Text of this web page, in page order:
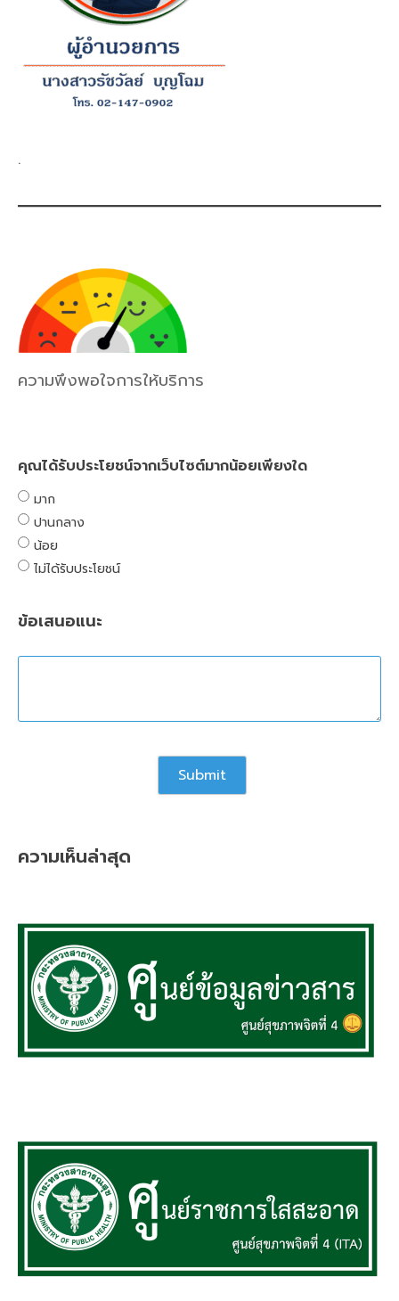
.
ความพึงพอใจการให้บริการ
คุณได้รับประโยชน์จากเว็บไซต์มากน้อยเพียงใด
มาก
ปานกลาง
น้อย
ไม่ได้รับประโยชน์
ข้อเสนอแนะ
ความเห็นล่าสุด